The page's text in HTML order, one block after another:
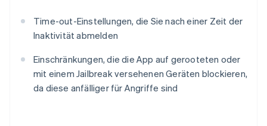
Time-out-Einstellungen, die Sie nach einer Zeit der
Inaktivität abmelden
Einschränkungen, die die App auf gerooteten oder
mit einem Jailbreak versehenen Geräten blockieren,
da diese anfälliger für Angriffe sind